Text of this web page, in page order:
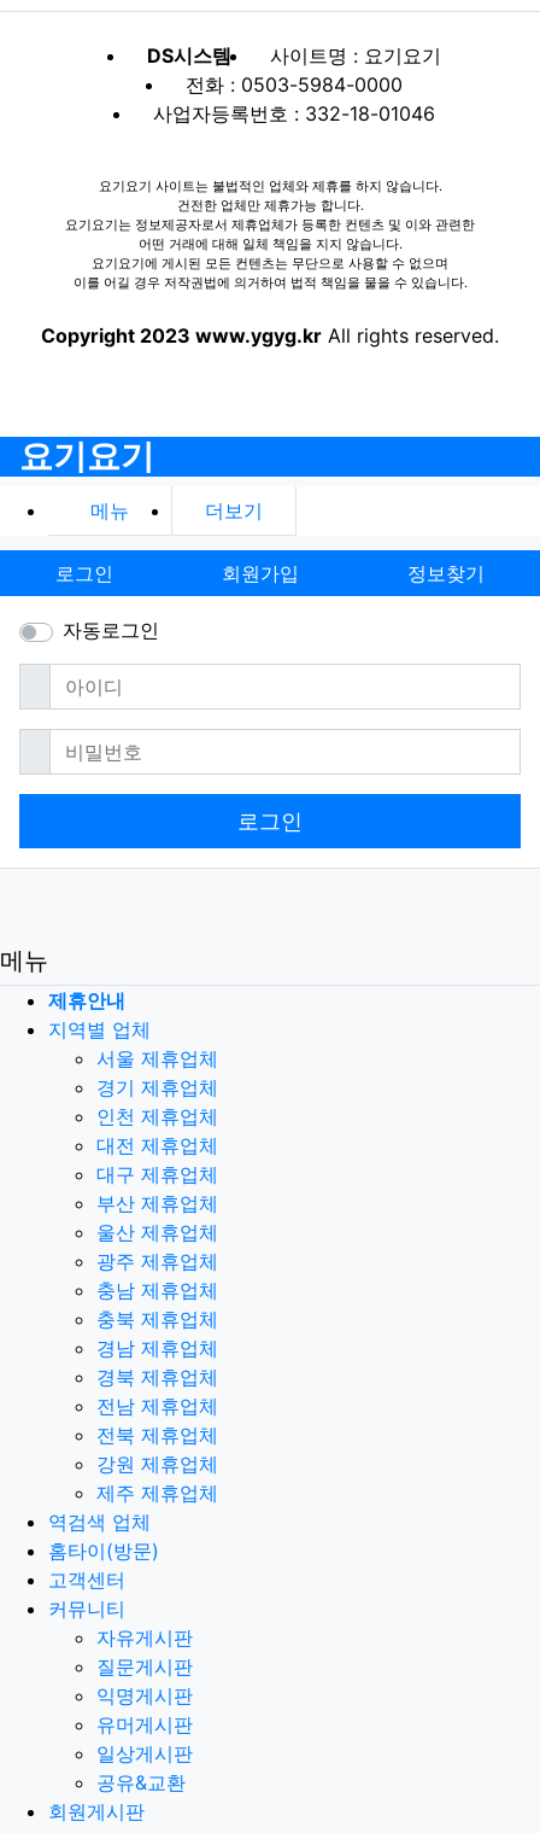
DS시스템
사이트명 : 요기요기
전화 : 0503-5984-0000
사업자등록번호 : 332-18-01046
요기요기 사이트는 불법적인 업체와 제휴를 하지 않습니다.
건전한 업체만 제휴가능 합니다.
요기요기는 정보제공자로서 제휴업체가 등록한 컨텐츠 및 이와 관련한
어떤 거래에 대해 일체 책임을 지지 않습니다.
요기요기에 게시된 모든 컨텐츠는 무단으로 사용할 수 없으며
이를 어길 경우 저작권법에 의거하여 법적 책임을 물을 수 있습니다.
Copyright 2023 www.ygyg.kr All rights reserved.
요기요기
메뉴 더보기
로그인 회원가입 정보찾기
자동로그인
아이디필수
비밀번호필수
로그인
메뉴
제휴안내
지역별 업체
서울 제휴업체
경기 제휴업체
인천 제휴업체
대전 제휴업체
대구 제휴업체
부산 제휴업체
울산 제휴업체
광주 제휴업체
충남 제휴업체
충북 제휴업체
경남 제휴업체
경북 제휴업체
전남 제휴업체
전북 제휴업체
강원 제휴업체
제주 제휴업체
역검색 업체
홈타이(방문)
고객센터
커뮤니티
자유게시판
질문게시판
익명게시판
유머게시판
일상게시판
공유&교환
회원게시판